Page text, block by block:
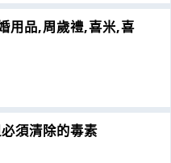
用品,周歲禮,喜米,喜
須清除的毒素